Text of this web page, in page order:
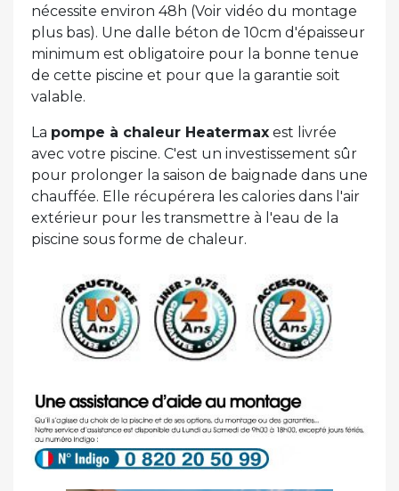
nécessite environ 48h (Voir vidéo du montage
plus bas). Une dalle béton de 10cm d'épaisseur
minimum est obligatoire pour la bonne tenue
de cette piscine et pour que la garantie soit
valable.
La pompe à chaleur Heatermax est livrée
avec votre piscine. C'est un investissement sûr
pour prolonger la saison de baignade dans une
chauffée. Elle récupérera les calories dans l'air
extérieur pour les transmettre à l'eau de la
piscine sous forme de chaleur.